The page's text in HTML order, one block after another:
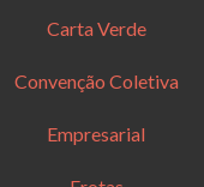
Carta Verde
Convenção Coletiva
Empresarial